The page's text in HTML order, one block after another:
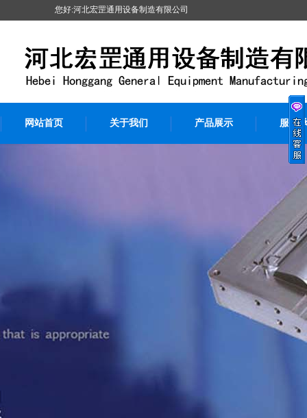
您好:河北宏罡通用设备制造有限公司
网站首页 关于我们 产品展示 服务